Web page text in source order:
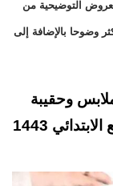
التوضيحية من
وضوحا بالإضافة إلى
وحقيبة
السفر مادة التربية الأسرية الصف الرابع الابتدائي 1443